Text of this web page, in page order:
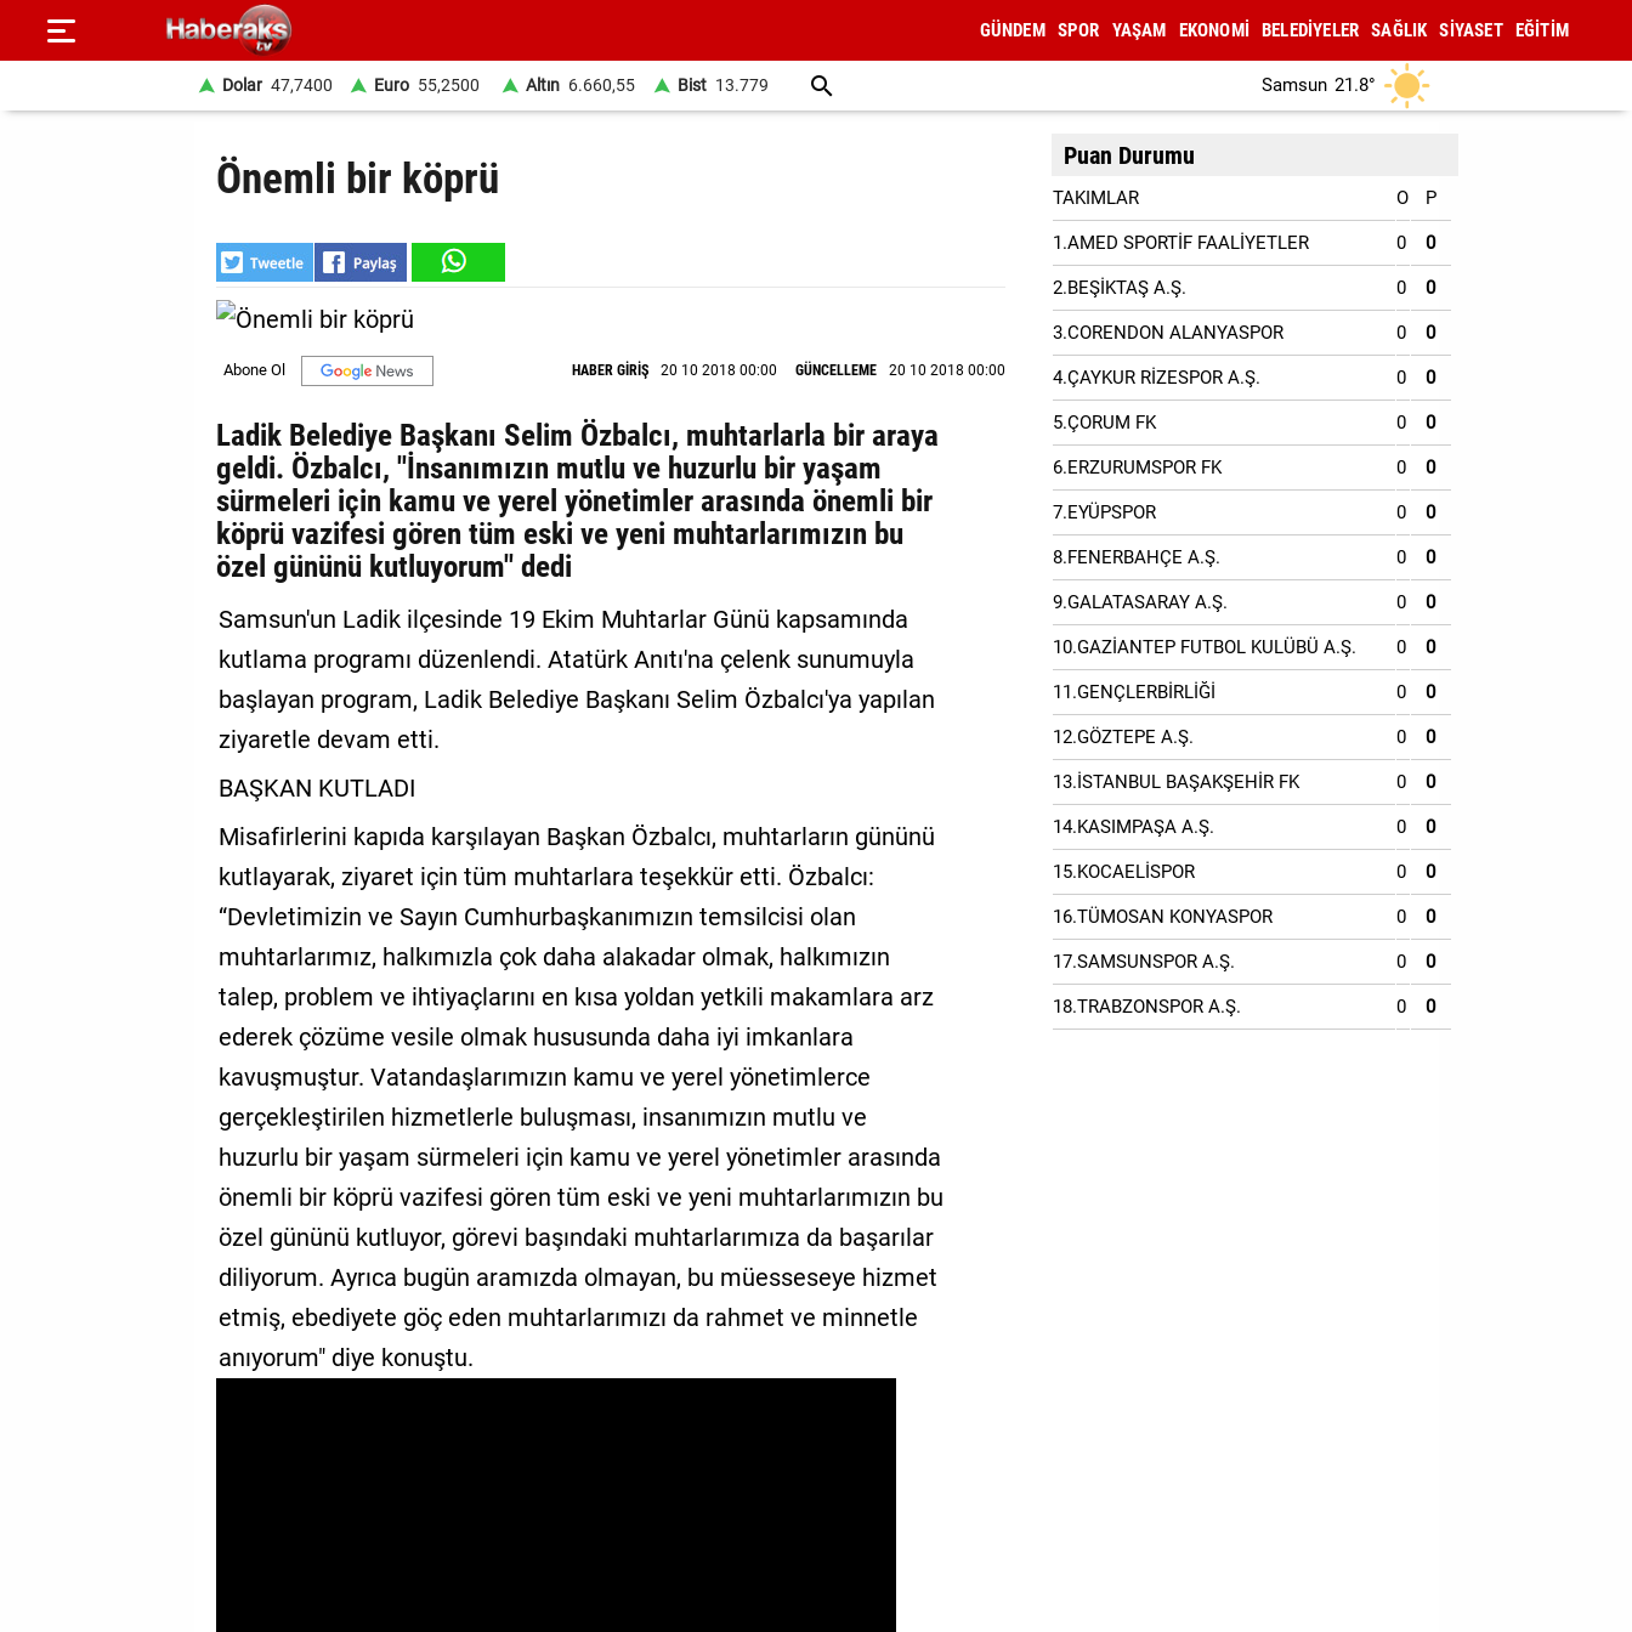
GÜNDEM SPOR YAŞAM EKONOMİ BELEDİYELER SAĞLIK SİYASET EĞİTİM
Dolar 47,7400 Euro 55,2500 Altın 6.660,55 Bist 13.779 Samsun 21.8°
Önemli bir köprü
HABER GİRİŞ 20 10 2018 00:00 GÜNCELLEME 20 10 2018 00:00
Ladik Belediye Başkanı Selim Özbalcı, muhtarlarla bir araya
geldi. Özbalcı, "İnsanımızın mutlu ve huzurlu bir yaşam
sürmeleri için kamu ve yerel yönetimler arasında önemli bir
köprü vazifesi gören tüm eski ve yeni muhtarlarımızın bu
özel gününü kutluyorum" dedi
Samsun'un Ladik ilçesinde 19 Ekim Muhtarlar Günü kapsamında
kutlama programı düzenlendi. Atatürk Anıtı'na çelenk sunumuyla
başlayan program, Ladik Belediye Başkanı Selim Özbalcı'ya yapılan
ziyaretle devam etti.
BAŞKAN KUTLADI
Misafirlerini kapıda karşılayan Başkan Özbalcı, muhtarların gününü
kutlayarak, ziyaret için tüm muhtarlara teşekkür etti. Özbalcı:
“Devletimizin ve Sayın Cumhurbaşkanımızın temsilcisi olan
muhtarlarımız, halkımızla çok daha alakadar olmak, halkımızın
talep, problem ve ihtiyaçlarını en kısa yoldan yetkili makamlara arz
ederek çözüme vesile olmak hususunda daha iyi imkanlara
kavuşmuştur. Vatandaşlarımızın kamu ve yerel yönetimlerce
gerçekleştirilen hizmetlerle buluşması, insanımızın mutlu ve
huzurlu bir yaşam sürmeleri için kamu ve yerel yönetimler arasında
önemli bir köprü vazifesi gören tüm eski ve yeni muhtarlarımızın bu
özel gününü kutluyor, görevi başındaki muhtarlarımıza da başarılar
diliyorum. Ayrıca bugün aramızda olmayan, bu müesseseye hizmet
etmiş, ebediyete göç eden muhtarlarımızı da rahmet ve minnetle
anıyorum" diye konuştu.
Puan Durumu
TAKIMLAR O P
1.AMED SPORTİF FAALİYETLER 0 0
2.BEŞİKTAŞ A.Ş. 0 0
3.CORENDON ALANYASPOR 0 0
4.ÇAYKUR RİZESPOR A.Ş. 0 0
5.ÇORUM FK 0 0
6.ERZURUMSPOR FK 0 0
7.EYÜPSPOR 0 0
8.FENERBAHÇE A.Ş. 0 0
9.GALATASARAY A.Ş. 0 0
10.GAZİANTEP FUTBOL KULÜBÜ A.Ş. 0 0
11.GENÇLERBİRLİĞİ 0 0
12.GÖZTEPE A.Ş. 0 0
13.İSTANBUL BAŞAKŞEHİR FK 0 0
14.KASIMPAŞA A.Ş. 0 0
15.KOCAELİSPOR 0 0
16.TÜMOSAN KONYASPOR 0 0
17.SAMSUNSPOR A.Ş. 0 0
18.TRABZONSPOR A.Ş. 0 0